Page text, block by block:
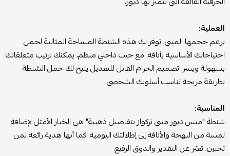
العملية:
برغم حجمها الميني، توفر لك هذه الشنطة المساحة المثالية لحمل
احتياجاتك الأساسية بأناقة. مع جيب داخلي منظم، يمكنك ترتيب متعلقاتك
بسهولة ويسر. تصميم الحزام القابل للتعديل يتيح لك حمل الشنطة
بطريقة مريحة تناسب أسلوبك الشخصي.
المناسبة:
شنطة "ميس ديور ميني تركواز بتفاصيل ذهبية" هي الخيار الأمثل لإضافة
لمسة من البهجة والأناقة إلى إطلالتك اليومية. كما أنها هدية رائعة لمن
تحبين، تعبّر عن التقدير والذوق الرفيع.